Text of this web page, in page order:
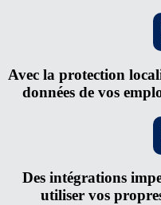
Avec la protection
données de vos
Des intégrations
utiliser vos